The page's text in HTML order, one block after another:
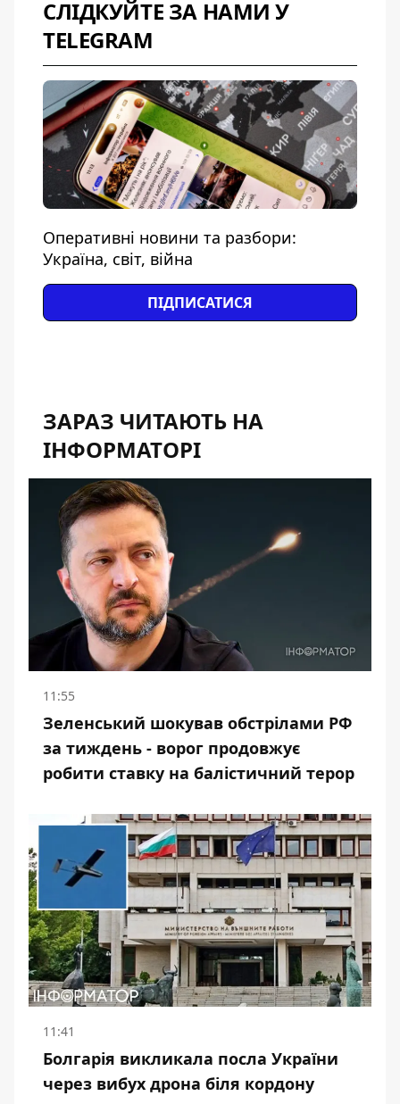
СЛІДКУЙТЕ ЗА НАМИ У
TELEGRAM
Оперативні новини та разбори:
Україна, світ, війна
ПІДПИСАТИСЯ
ЗАРАЗ ЧИТАЮТЬ НА
ІНФОРМАТОРІ
11:55
Зеленський шокував обстрілами РФ
за тиждень - ворог продовжує
робити ставку на балістичний терор
11:41
Болгарія викликала посла України
через вибух дрона біля кордону